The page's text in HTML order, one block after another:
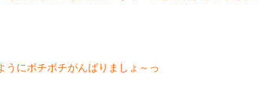
うにボチボチがんばりましょ～っ